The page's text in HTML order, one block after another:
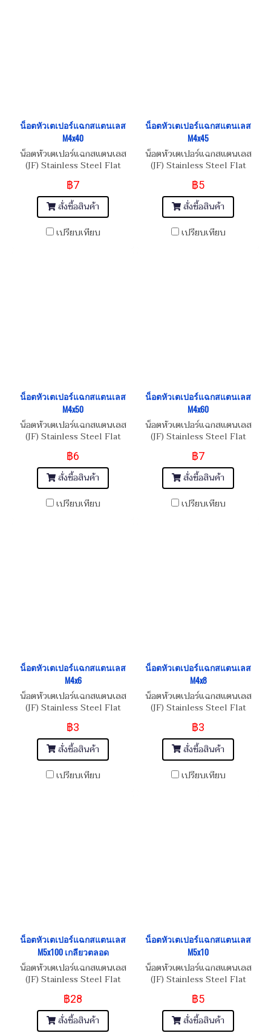
น็อตหัวเตเปอร์แฉกสแตนเลส
M4x40
น็อตหัวเตเปอร์แฉกสแตนเลส
(JF) Stainless Steel Flat
Phillip Taper Head Screw
M4x0.7x40
฿7
สั่งซื้อสินค้า
เปรียบเทียบ
น็อตหัวเตเปอร์แฉกสแตนเลส
M4x45
น็อตหัวเตเปอร์แฉกสแตนเลส
(JF) Stainless Steel Flat
Phillip Taper Head Screw
M4x0.7x45
฿5
สั่งซื้อสินค้า
เปรียบเทียบ
น็อตหัวเตเปอร์แฉกสแตนเลส
M4x50
น็อตหัวเตเปอร์แฉกสแตนเลส
(JF) Stainless Steel Flat
Phillip Taper Head Screw
M4x0.7x50
฿6
สั่งซื้อสินค้า
เปรียบเทียบ
น็อตหัวเตเปอร์แฉกสแตนเลส
M4x60
น็อตหัวเตเปอร์แฉกสแตนเลส
(JF) Stainless Steel Flat
Phillip Taper Head Screw
M4x0.7x60
฿7
สั่งซื้อสินค้า
เปรียบเทียบ
น็อตหัวเตเปอร์แฉกสแตนเลส
M4x6
น็อตหัวเตเปอร์แฉกสแตนเลส
(JF) Stainless Steel Flat
Phillip Taper Head Screw
M4x0.7x6
฿3
สั่งซื้อสินค้า
เปรียบเทียบ
น็อตหัวเตเปอร์แฉกสแตนเลส
M4x8
น็อตหัวเตเปอร์แฉกสแตนเลส
(JF) Stainless Steel Flat
Phillip Taper Head Screw
M4x0.7x8
฿3
สั่งซื้อสินค้า
เปรียบเทียบ
น็อตหัวเตเปอร์แฉกสแตนเลส
M5x100 เกลียวตลอด
น็อตหัวเตเปอร์แฉกสแตนเลส
(JF) Stainless Steel Flat
M5x0.8x100
฿28
สั่งซื้อสินค้า
น็อตหัวเตเปอร์แฉกสแตนเลส
M5x10
น็อตหัวเตเปอร์แฉกสแตนเลส
(JF) Stainless Steel Flat
M5x0.8x10
฿5
สั่งซื้อสินค้า